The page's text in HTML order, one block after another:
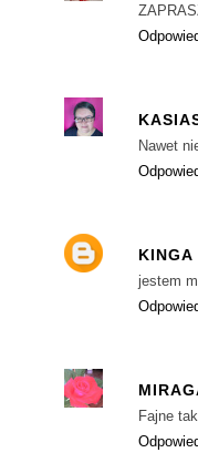
Nawet
KINGA
jestem
Fajne